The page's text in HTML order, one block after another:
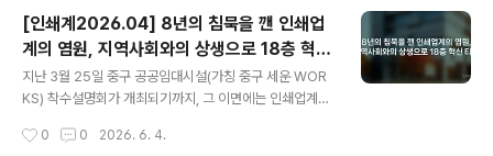
하며 또 한 번의 도약을 이뤄낸 신영특수인쇄 김영철 대표
를 만나 장비 도입 배경과 차별화된 경쟁력에 대해 들어보
았다.토너와 잉크젯, 두 개의 무기로 고객층을 확장김영철
대표가 아날로그 방식의 한계를 체감하고 2021년 처음 도
입한 디지털 토너 인쇄기는 신영특수인쇄에 큰 변화를 가
산이 가능해지면서 원가 절감과 납기 단축이라는 두 마리
[인쇄계2026.04] 8년의 침묵을 깬 인쇄업
계의 염원, 지역사회와의 상생으로 18층 혁신
타워
지난 3월 25일 중구 공공임대시설(가칭 중구 세운 WOR
KS) 착수설명회가 개최되기까지, 그 이면에는 인쇄업계의
합회 박장선 회장은 작년 2월 24일 연합회장 당선 직후부
0 0 2026. 6. 4.